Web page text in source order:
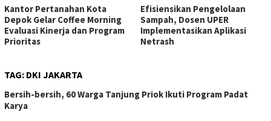
Kantor Pertanahan Kota
Depok Gelar Coffee Morning
Evaluasi Kinerja dan Program
Prioritas
Efisiensikan Pengelolaan
Sampah, Dosen UPER
Implementasikan Aplikasi
Netrash
TAG: DKI JAKARTA
Bersih-bersih, 60 Warga Tanjung Priok Ikuti Program Padat
Karya